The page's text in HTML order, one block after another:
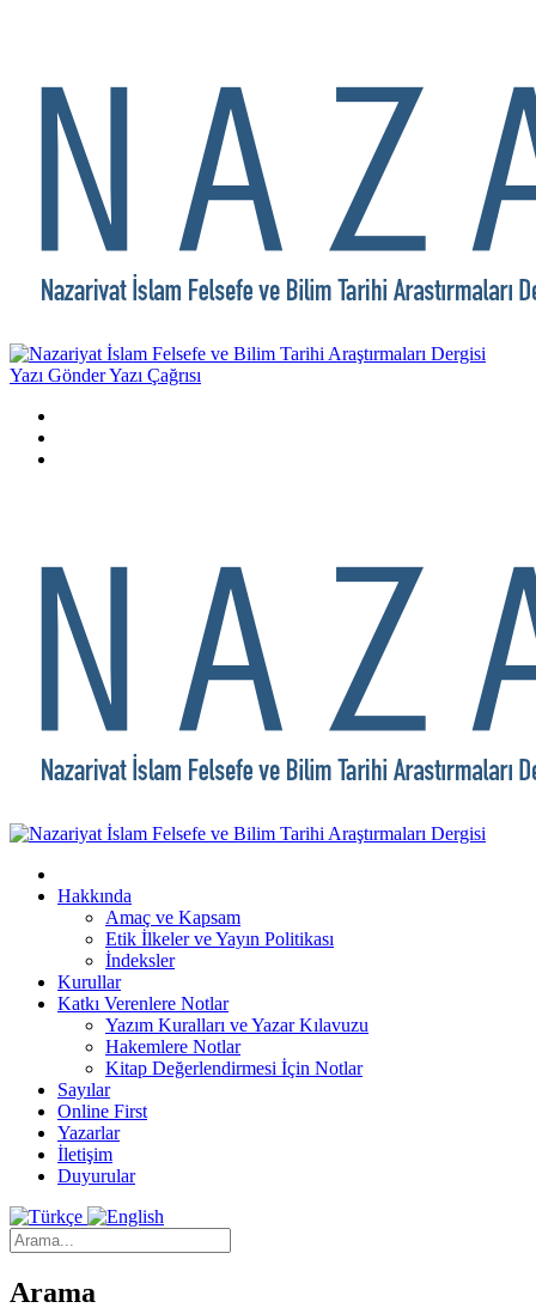
Yazı GönderYazı Çağrısı
Hakkında
Amaç ve Kapsam
Etik İlkeler ve Yayın Politikası
İndeksler
Kurullar
Katkı Verenlere Notlar
Yazım Kuralları ve Yazar Kılavuzu
Hakemlere Notlar
Kitap Değerlendirmesi İçin Notlar
Sayılar
Online First
Yazarlar
İletişim
Duyurular
Arama